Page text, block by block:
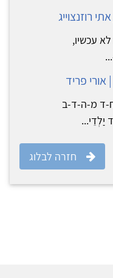
רוזנצוייג
עכשיו,
פריד
ד מ-ה-ד-ב
יַלְדֵי...
חזרה לבלוג